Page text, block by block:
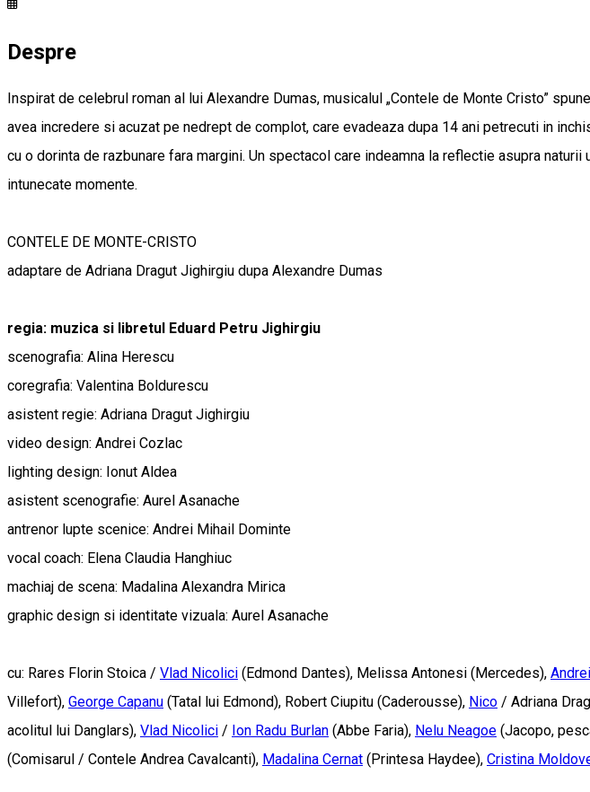
Despre
Inspirat de celebrul roman al lui Alexandre Dumas, musicalul „Contele de Monte Cristo”
avea incredere si acuzat pe nedrept de complot, care evadeaza dupa 14 ani petrecuti in
cu o dorinta de razbunare fara margini. Un spectacol care indeamna la reflectie asupra
intunecate momente.
CONTELE DE MONTE-CRISTO
adaptare de Adriana Dragut Jighirgiu dupa Alexandre Dumas
regia: muzica si libretul Eduard Petru Jighirgiu
scenografia: Alina Herescu
coregrafia: Valentina Boldurescu
asistent regie: Adriana Dragut Jighirgiu
video design: Andrei Cozlac
lighting design: Ionut Aldea
asistent scenografie: Aurel Asanache
antrenor lupte scenice: Andrei Mihail Dominte
vocal coach: Elena Claudia Hanghiuc
machiaj de scena: Madalina Alexandra Mirica
graphic design si identitate vizuala: Aurel Asanache
cu: Rares Florin Stoica / Vlad Nicolici (Edmond Dantes), Melissa Antonesi (Mercedes),
Villefort), George Capanu (Tatal lui Edmond), Robert Ciupitu (Caderousse), Nico / Adriana
acolitul lui Danglars), Vlad Nicolici / Ion Radu Burlan (Abbe Faria), Nelu Neagoe (Jacopo,
(Comisarul / Contele Andrea Cavalcanti), Madalina Cernat (Printesa Haydee), Cristina